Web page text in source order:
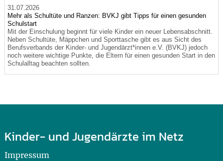
31.07.2026
Mehr als Schultüte und Ranzen: BVKJ gibt Tipps für einen gesunden
Schulstart
Mit der Einschulung beginnt für viele Kinder ein neuer Lebensabschnitt.
Neben Schultüte, Mäppchen und Sporttasche gibt es aus Sicht des
Berufsverbands der Kinder- und Jugendärzt*innen e.V. (BVKJ) jedoch
noch weitere wichtige Punkte, die Eltern für einen gesunden Start in den
Schulalltag beachten sollten.
Kinder- und Jugendärzte im Netz
Impressum